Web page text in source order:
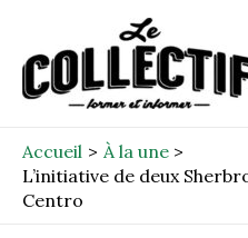
contenu
Accueil
À la une
L’initiative de deux
Centro
navigation